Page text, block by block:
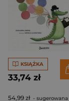
KSIĄŻKA
33,74 zł
54,99 zł - sugerowana